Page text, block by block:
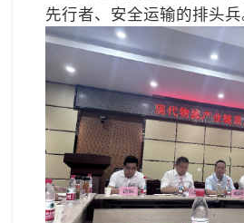
先行者、安全运输的排头兵